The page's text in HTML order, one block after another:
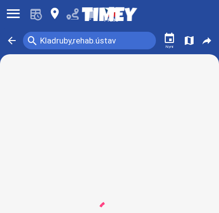
󰍜 󰍎 󰂚 Praha
󰁍 Kladruby,rehab.ústav
󰍉 󰃭
Nyní
󰍍 󰒖